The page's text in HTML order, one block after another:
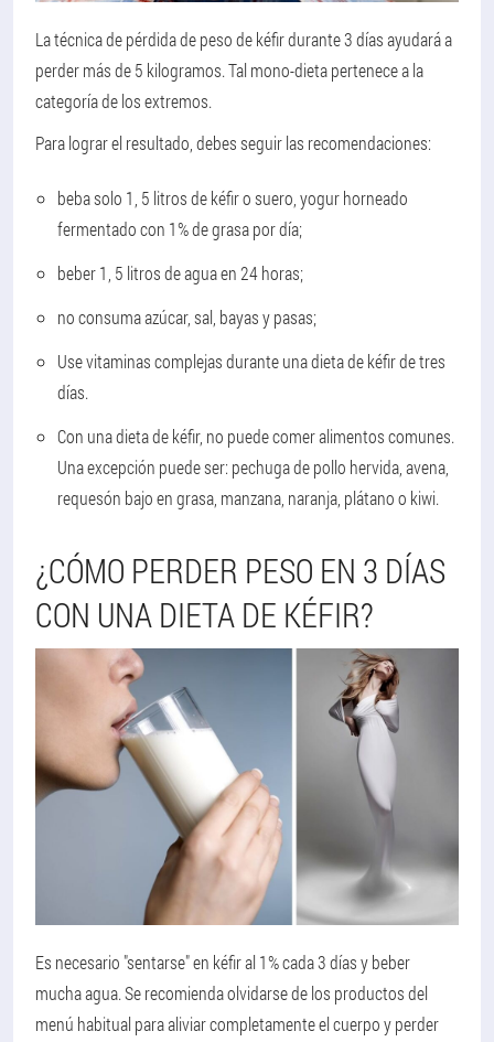
La técnica de pérdida de peso de kéfir durante 3 días ayudará a
perder más de 5 kilogramos. Tal mono-dieta pertenece a la
categoría de los extremos.
Para lograr el resultado, debes seguir las recomendaciones:
beba solo 1, 5 litros de kéfir o suero, yogur horneado
fermentado con 1% de grasa por día;
beber 1, 5 litros de agua en 24 horas;
no consuma azúcar, sal, bayas y pasas;
Use vitaminas complejas durante una dieta de kéfir de tres
días.
Con una dieta de kéfir, no puede comer alimentos comunes.
Una excepción puede ser: pechuga de pollo hervida, avena,
requesón bajo en grasa, manzana, naranja, plátano o kiwi.
¿CÓMO PERDER PESO EN 3 DÍAS
CON UNA DIETA DE KÉFIR?
Es necesario "sentarse" en kéfir al 1% cada 3 días y beber
mucha agua. Se recomienda olvidarse de los productos del
menú habitual para aliviar completamente el cuerpo y perder